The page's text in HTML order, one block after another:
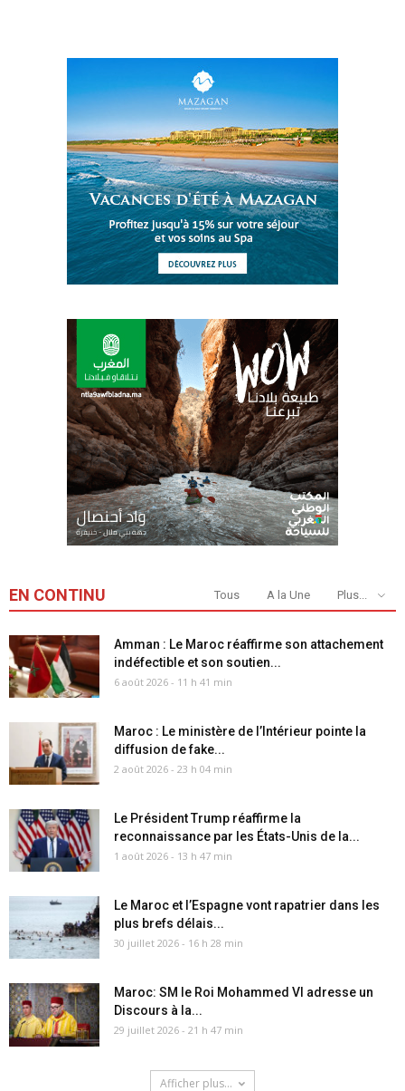
EN CONTINU Tous A la Une Plus...
Amman : Le Maroc réaffirme son attachement
indéfectible et son soutien...
6 août 2026 - 11 h 41 min
Maroc : Le ministère de l’Intérieur pointe la
diffusion de fake...
2 août 2026 - 23 h 04 min
Le Président Trump réaffirme la
reconnaissance par les États-Unis de la...
1 août 2026 - 13 h 47 min
Le Maroc et l’Espagne vont rapatrier dans les
plus brefs délais...
30 juillet 2026 - 16 h 28 min
Maroc: SM le Roi Mohammed VI adresse un
Discours à la...
29 juillet 2026 - 21 h 47 min
Afficher plus...